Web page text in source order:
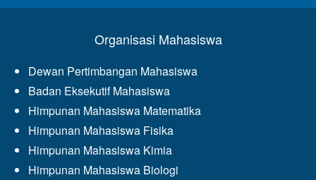
Organisasi Mahasiswa
Dewan Pertimbangan Mahasiswa
Badan Eksekutif Mahasiswa
Himpunan Mahasiswa Matematika
Himpunan Mahasiswa Fisika
Himpunan Mahasiswa Kimia
Himpunan Mahasiswa Biologi